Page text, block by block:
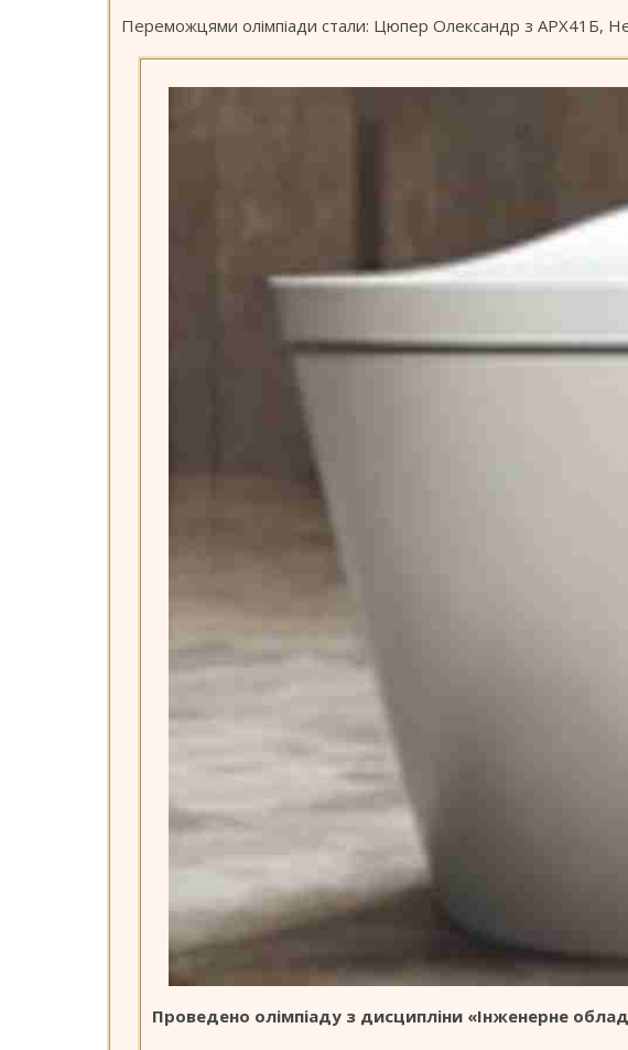
Переможцями олімпіади стали: Цюпер Олександр з АРХ41Б,
Проведено олімпіаду з дисципліни «Інженерне